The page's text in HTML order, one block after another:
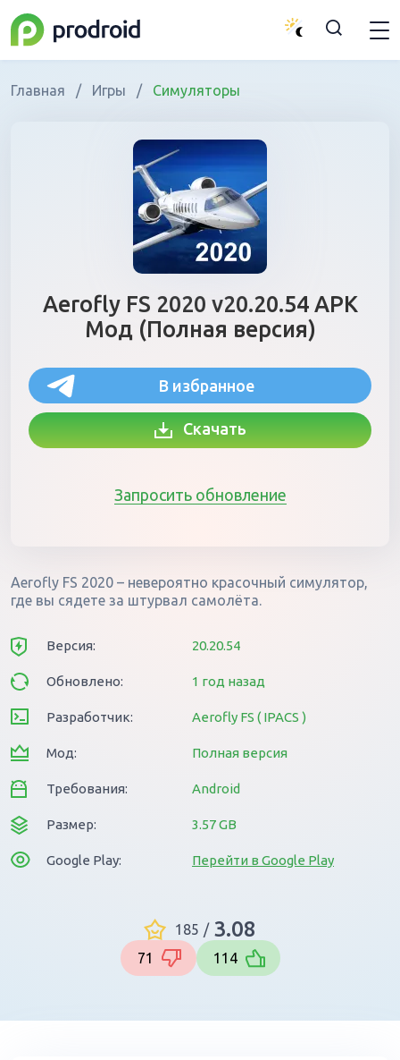
Главная / Игры / Симуляторы
Aerofly FS 2020 v20.20.54 APK
Мод (Полная версия)
В избранное
Скачать
Запросить обновление
Aerofly FS 2020 – невероятно красочный симулятор,
где вы сядете за штурвал самолёта.
Версия: 20.20.54
Обновлено: 1 год назад
Разработчик: Aerofly FS ( IPACS )
Мод: Полная версия
Требования: Android
Размер: 3.57 GB
Google Play: Перейти в Google Play
185 / 3.08
71 114